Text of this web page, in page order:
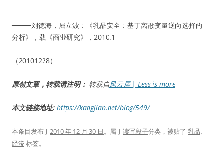
────刘德海，屈立波：《乳品安全：基于离散变量逆向选择的
分析》，载《商业研究》，2010.1
（20101228）
原创文章，转载请注明： 转载自风云居 | Less is more
本文链接地址: https://kangjian.net/blog/549/
本条目发布于2010 年 12 月 30 日。属于读写段子分类，被贴了 乳品、
经济标签。